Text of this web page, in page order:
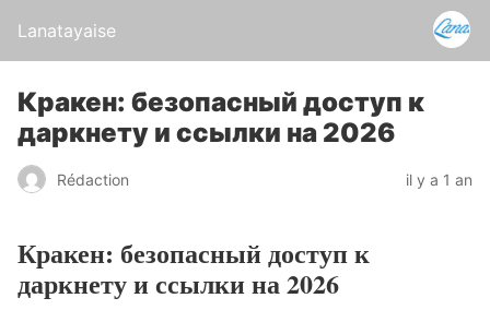
Lanatayaise
Кракен: безопасный доступ к
даркнету и ссылки на 2026
Rédaction il y a 1 an
Кракен: безопасный доступ к
даркнету и ссылки на 2026